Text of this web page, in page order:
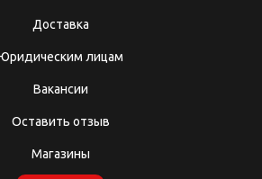
Доставка
лицам
Вакансии
Оставить отзыв
Магазины